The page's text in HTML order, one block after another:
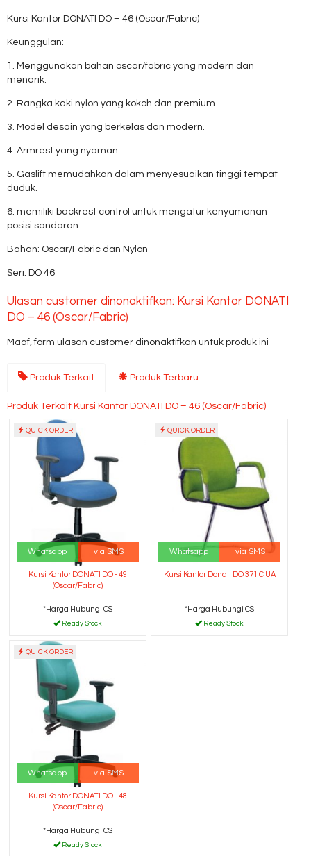
Kursi Kantor DONATI DO – 46 (Oscar/Fabric)
Keunggulan:
1. Menggunakan bahan oscar/fabric yang modern dan
menarik.
2. Rangka kaki nylon yang kokoh dan premium.
3. Model desain yang berkelas dan modern.
4. Armrest yang nyaman.
5. Gaslift memudahkan dalam menyesuaikan tinggi tempat
duduk.
6. memiliki backrest control untuk mengatur kenyamanan
posisi sandaran.
Bahan: Oscar/Fabric dan Nylon
Seri: DO 46
Ulasan customer dinonaktifkan: Kursi Kantor DONATI
DO – 46 (Oscar/Fabric)
Maaf, form ulasan customer dinonaktifkan untuk produk ini
Produk Terkait Produk Terbaru
Produk Terkait Kursi Kantor DONATI DO – 46 (Oscar/Fabric)
QUICK ORDER
Whatsapp via SMS
Kursi Kantor DONATI DO - 49
(Oscar/Fabric)
*Harga Hubungi CS
Ready Stock
QUICK ORDER
Whatsapp via SMS
Kursi Kantor Donati DO 371 C UA
*Harga Hubungi CS
Ready Stock
QUICK ORDER
Whatsapp via SMS
Kursi Kantor DONATI DO - 48
(Oscar/Fabric)
*Harga Hubungi CS
Ready Stock